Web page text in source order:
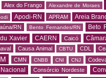
Alex do Frango Alexandre de Moraes
Apodi-RN APRAM Areia
RN Bento Fernandes/RN Beto
Xavier CAERN Caicó
Causa Animal CBTU CDL
CMN CNBB CNI CNJ
Consórcio Nordeste